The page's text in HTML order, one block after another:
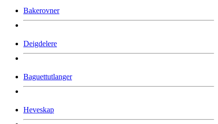
Bakerovner
Deigdelere
Baguettutlanger
Heveskap